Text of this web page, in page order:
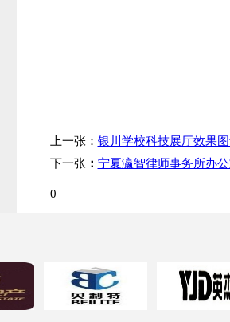
上一张： 银川学校科技展厅效果
下一张： 宁夏瀛智律师事务所办
0